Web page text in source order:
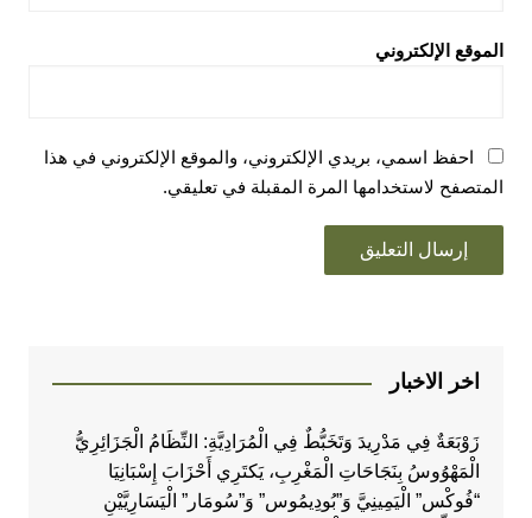
الموقع الإلكتروني
احفظ اسمي، بريدي الإلكتروني، والموقع الإلكتروني في هذا
المتصفح لاستخدامها المرة المقبلة في تعليقي.
اخر الاخبار
زَوْبَعَةٌ فِي مَدْرِيدَ وَتَخَبُّطٌ فِي الْمُرَادِيَّةِ: النِّظَامُ الْجَزَائِرِيُّ
الْمَهْوُوسُ بِنَجَاحَاتِ الْمَغْرِبِ، يَكتَرِي أَحْزَابَ إِسْبَانِيَا
“فُوكْس” الْيَمِينِيَّ وَ”بُودِيمُوس” وَ”سُومَار” الْيَسَارِيَّيْنِ